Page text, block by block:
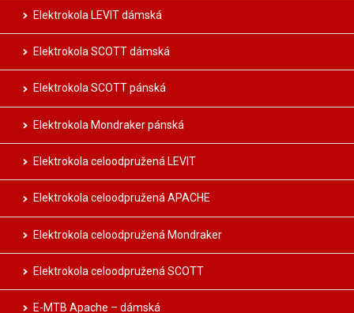
Elektrokola LEVIT dámská
Elektrokola SCOTT dámská
Elektrokola SCOTT pánská
Elektrokola Mondraker pánská
Elektrokola celoodpružená LEVIT
Elektrokola celoodpružená APACHE
Elektrokola celoodpružená Mondraker
Elektrokola celoodpružená SCOTT
E-MTB Apache – dámská